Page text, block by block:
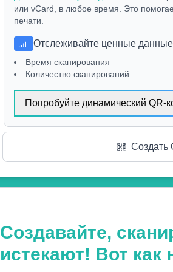
или vCard, в любое время. Это
печати.
Отслеживайте ценные
Время сканирования
Количество сканирований
Попробуйте динамический QR-
Создать
Создавайте,
истекают! Вот